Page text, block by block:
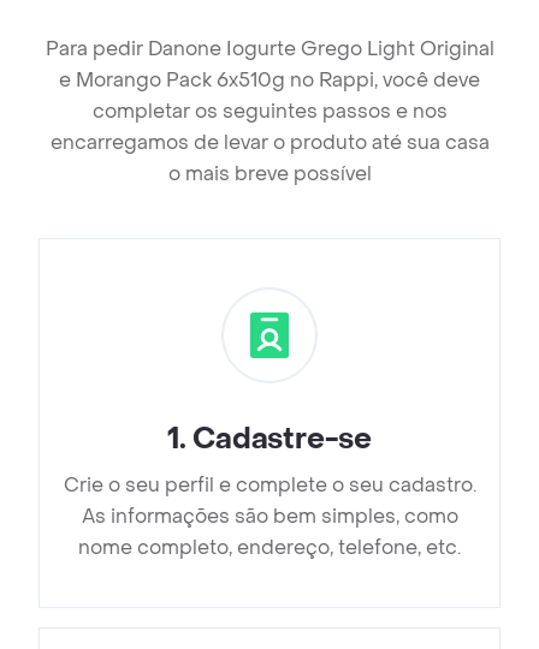
Para pedir Danone Iogurte Grego Light Original
e Morango Pack 6x510g no Rappi, você deve
completar os seguintes passos e nos
encarregamos de levar o produto até sua casa
o mais breve possível
1. Cadastre-se
Crie o seu perfil e complete o seu cadastro.
As informações são bem simples, como
nome completo, endereço, telefone, etc.